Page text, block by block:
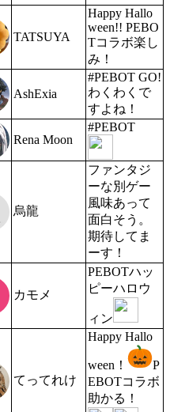
TATSUYA
Happy Hallo
ween!! PEBO
Tコラボ楽し
み！
AshExia
#PEBOT GO!
わくわくで
すよね！
Rena Moon
#PEBOT
烏龍
ファンタジ
ーな別ゲー
風味あって
面白そう。
期待してま
ーす！
カモメ
PEBOTハッ
ピーハロウ
ィン
てってれけ
Happy Hallo
ween！
P
EBOTコラボ
助かる！